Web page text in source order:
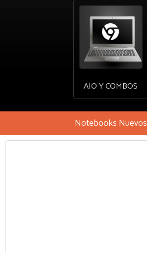
AIO Y COMBOS
Notebooks Nuevos